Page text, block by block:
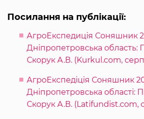
Посилання на публікації:
АгроЕкспедиція Соняшник
Дніпропетровська область:
Скорук А.В. (Kurkul.com,
АгроЕкспедіція Соняшник
Дніпропетровська області:
Скорук А.В. (Latifundist.com,